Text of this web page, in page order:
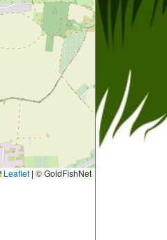
Leaflet | © GoldFishNet